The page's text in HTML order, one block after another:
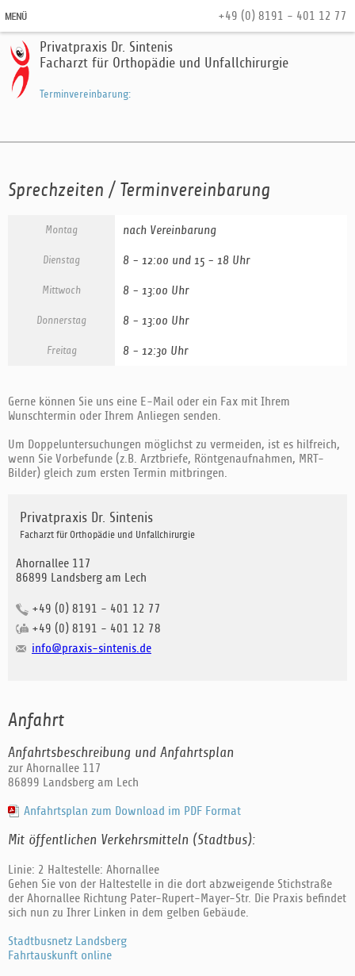
+49 (0) 8191 - 401 12 77
Privatpraxis Dr. Sintenis
Facharzt für Orthopädie und Unfallchirurgie
Terminvereinbarung:
Sprechzeiten / Terminvereinbarung
Montag nach Vereinbarung
Dienstag 8 - 12:00 und 15 - 18 Uhr
Mittwoch 8 - 13:00 Uhr
Donnerstag 8 - 13:00 Uhr
Freitag 8 - 12:30 Uhr
Gerne können Sie uns eine E-Mail oder ein Fax mit Ihrem
Wunschtermin oder Ihrem Anliegen senden.
Um Doppeluntersuchungen möglichst zu vermeiden, ist es hilfreich,
wenn Sie Vorbefunde (z.B. Arztbriefe, Röntgenaufnahmen, MRT-
Bilder) gleich zum ersten Termin mitbringen.
Privatpraxis Dr. Sintenis
Facharzt für Orthopädie und Unfallchirurgie
Ahornallee 117
86899 Landsberg am Lech
+49 (0) 8191 - 401 12 77
+49 (0) 8191 - 401 12 78
info@praxis-sintenis.de
Anfahrt
Anfahrtsbeschreibung und Anfahrtsplan
zur Ahornallee 117
86899 Landsberg am Lech
Anfahrtsplan zum Download im PDF Format
Mit öffentlichen Verkehrsmitteln (Stadtbus):
Linie: 2 Haltestelle: Ahornallee
Gehen Sie von der Haltestelle in die dort abzweigende Stichstraße
der Ahornallee Richtung Pater-Rupert-Mayer-Str. Die Praxis befindet
sich nun zu Ihrer Linken in dem gelben Gebäude.
Stadtbusnetz Landsberg
Fahrtauskunft online